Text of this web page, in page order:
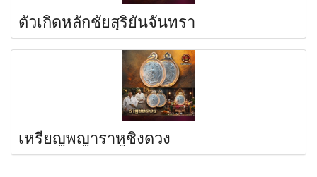
ตัวเกิดหลักชัยสุริยันจันทรา
เหรียญพญาราหูชิงดวง